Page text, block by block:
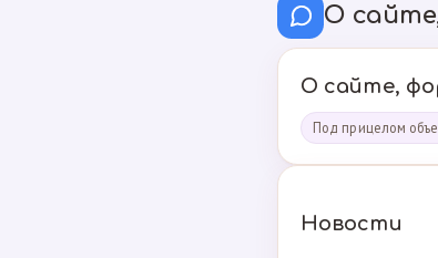
О
О сайте,
Под прицелом
Новости